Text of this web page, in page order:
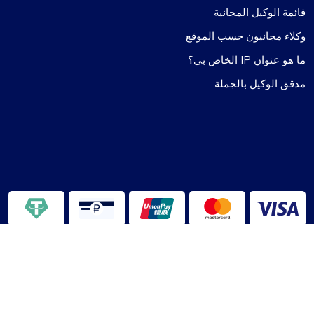
قائمة الوكيل المجانية
وكلاء مجانيون حسب الموقع
ما هو عنوان IP الخاص بي؟
مدقق الوكيل بالجملة